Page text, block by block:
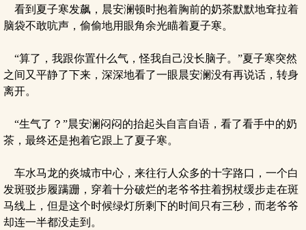
看到夏子寒发飙，晨安澜顿时抱着胸前的奶茶默默地耷拉着
脑袋不敢吭声，偷偷地用眼角余光瞄着夏子寒。
“算了，我跟你置什么气，怪我自己没长脑子。”夏子寒突然
之间又平静了下来，深深地看了一眼晨安澜没有再说话，转身
离开。
“生气了？”晨安澜闷闷的抬起头自言自语，看了看手中的奶
茶，最终还是抱着它跟上了夏子寒。
车水马龙的炎城市中心，来往行人众多的十字路口，一个白
发斑驳步履蹒跚，穿着十分破烂的老爷爷拄着拐杖缓步走在斑
马线上，但是这个时候绿灯所剩下的时间只有三秒，而老爷爷
却连一半都没走到。